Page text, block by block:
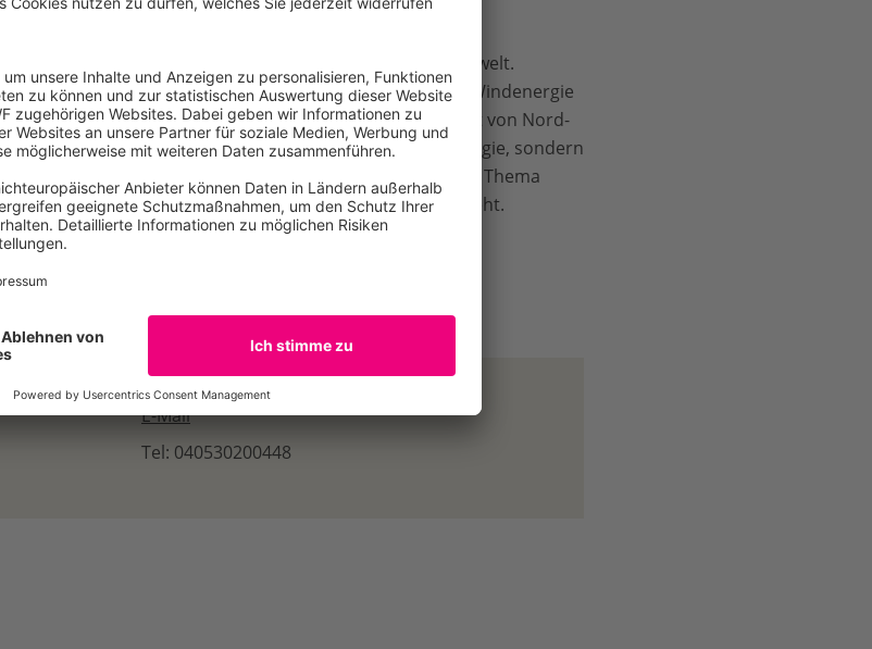
des WWF deutlich mehr Freiraum für zukünftige
des Naturschutzes zur Verbesserung der Meeresumwelt.
der Bundesregierung, die Ausbauziele für die Offshore-Windenergie
ist es dringend notwendig, die ökologische Tragfähigkeit von Nord-
zu machen – nicht nur für die Windenergie, sondern
Zudem erwartet der WWF, dass das Thema
natürlichen Fischbeständen in die Planung eingeht.
E-Mail
Tel: 040530200448